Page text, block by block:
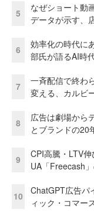
5
なぜショート動
データが示す、
6
効率化の時代に
部氏が語るAI時
7
一斉配信で終わ
変える、カルビ
8
広告は劇場から
とブランドの20
9
CPI高騰・LTV
UA「Freecash
10
ChatGPT広告
ィック・コマー